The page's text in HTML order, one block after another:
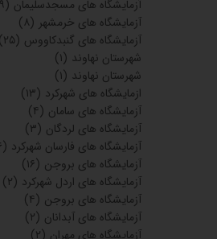
آزمایشگاه های مسجدسلیمان (۹)
آزمایشگاه های خرمشهر (۸)
آزمایشگاه های گنبدکاووس (۲۵)
شهرستان نهاوند (۱)
شهرستان نهاوند (۱)
ازمایشگاه های شهرکرد (۱۳)
آزمایشگاه های سامان (۴)
آزمایشگاه های لردگان (۳)
آزمایشگاه های فارسان شهرکرد (۶)
آزمایشگاه های بروجن (۱۶)
آزمایشگاه های اردل شهرکرد (۲)
آزمایشگاه های بروجن (۴)
آزمایشگاه های آبدانان (۲)
آزمایشگاه های مهران (۲)